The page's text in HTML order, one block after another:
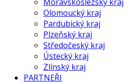
Olomoucký kraj
Pardubický kraj
Plzeňský kraj
Středočeský kraj
Ústecký kraj
Zlínský kraj
PARTNEŘI